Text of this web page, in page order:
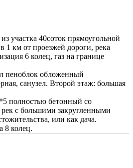
участка 40соток прямоугольной
1 км от проезжей дороги, река
6 колец, газ на границе
пеноблок обложенный
санузел. Второй этаж: большая
полностью бетонный со
с большими закругленными
или как дача.
8 колец.